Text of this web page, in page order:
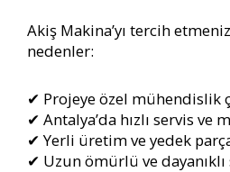
Akiş Makina’yı tercih
nedenler:
✔ Projeye özel mühendislik
✔ Antalya’da hızlı servis ve
✔ Yerli üretim ve yedek
✔ Uzun ömürlü ve